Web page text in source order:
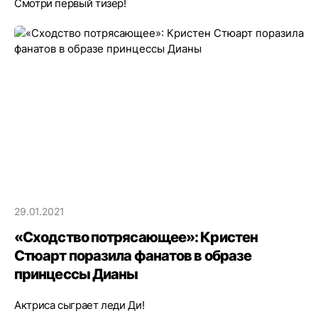
Смотри первый тизер!
29.01.2021
«Сходство потрясающее»: Кристен
Стюарт поразила фанатов в образе
принцессы Дианы
Актриса сыграет леди Ди!